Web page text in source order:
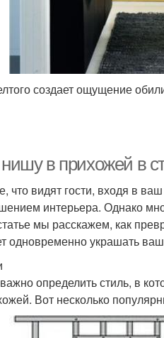
создает ощущение
нишу в прихожей в
что видят гости, входя в
интерьера. Однако
мы расскажем, как
одновременно украшать
определить стиль, в
Вот несколько